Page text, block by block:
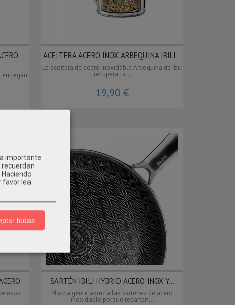
entregan
ACEITERA ACERO INOX ARBEQUINA IBILI...
La aceitera de acero inoxidable Arbequina de Ibili
recupera la...
19,90 €
esos
SARTÉN IBILI HYBRID ACERO INOX Y...
Mucha gente aprecia las sartenes de acero
inoxidable porque reparten...
importante
favor lea
todas